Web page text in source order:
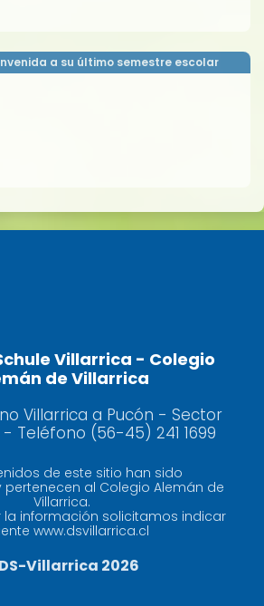
a su último semestre escolar
Villarrica - Colegio
de Villarrica
Villarrica a Pucón - Sector
- Teléfono (56-45) 241 1699
de este sitio han sido
al Colegio Alemán de
Villarrica.
la información solicitamos indicar
www.dsvillarrica.cl
Villarrica 2026